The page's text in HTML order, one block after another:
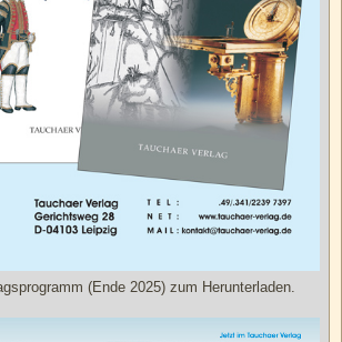
(Ende 2025) zum Herunterladen.